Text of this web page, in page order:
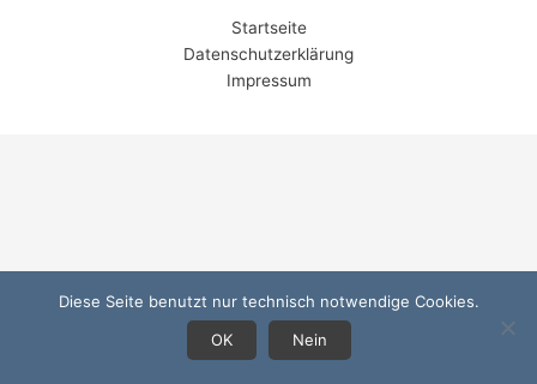
Startseite
Datenschutzerklärung
Impressum
Diese Seite benutzt nur technisch notwendige Cookies.
OK
Nein